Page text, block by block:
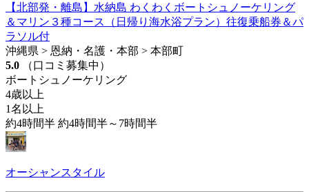
【北部発・離島】水納島 わくわくボートシュノーケリング
＆マリン３種コース（日帰り海水浴プラン）往復乗船券＆パ
ラソル付
沖縄県 > 恩納・名護・本部 > 本部町
5.0
（口コミ募集中）
ボートシュノーケリング
4歳以上
1名以上
約4時間半 約4時間半～7時間半
オーシャンスタイル